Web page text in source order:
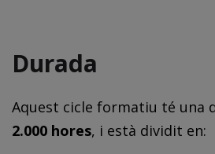
Durada
Aquest cicle formatiu té una
2.000 hores, i està dividit en: